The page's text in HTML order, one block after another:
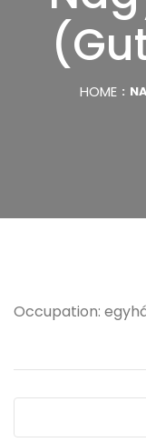
HOME
Occupation: